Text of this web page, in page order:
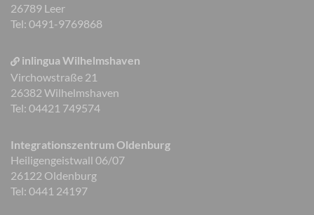
26789 Leer
Tel: 0491-9769868
inlingua Wilhelmshaven
Virchowstraße 21
26382 Wilhelmshaven
Tel: 04421 749574
Integrationszentrum Oldenburg
Heiligengeistwall 06/07
26122 Oldenburg
Tel: 0441 24197